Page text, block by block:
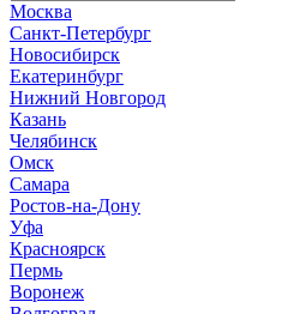
Москва
Санкт-Петербург
Новосибирск
Екатеринбург
Нижний Новгород
Казань
Челябинск
Омск
Самара
Ростов-на-Дону
Уфа
Красноярск
Пермь
Воронеж